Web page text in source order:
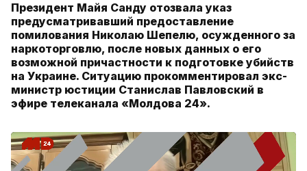
Президент Майя Санду отозвала указ
предусматривавший предоставление
помилования Николаю Шепелю, осужденного за
наркоторговлю, после новых данных о его
возможной причастности к подготовке убийств
на Украине. Ситуацию прокомментировал экс-
министр юстиции Станислав Павловский в
эфире телеканала «Молдова 24».